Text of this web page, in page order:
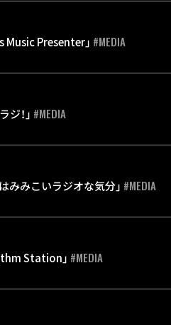
Music Presenter」 #MEDIA
！」 #MEDIA
みみこいラジオな気分」 #MEDIA
Station」 #MEDIA